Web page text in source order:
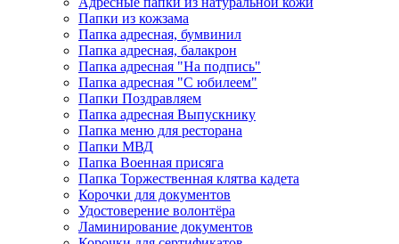
Папки из кожзама
Папка адресная, бумвинил
Папка адресная, балакрон
Папка адресная "На подпись"
Папка адресная "C юбилеем"
Папки Поздравляем
Папка адресная Выпускнику
Папка меню для ресторана
Папки МВД
Папка Военная присяга
Папка Торжественная клятва кадета
Корочки для документов
Удостоверение волонтёра
Ламинирование документов